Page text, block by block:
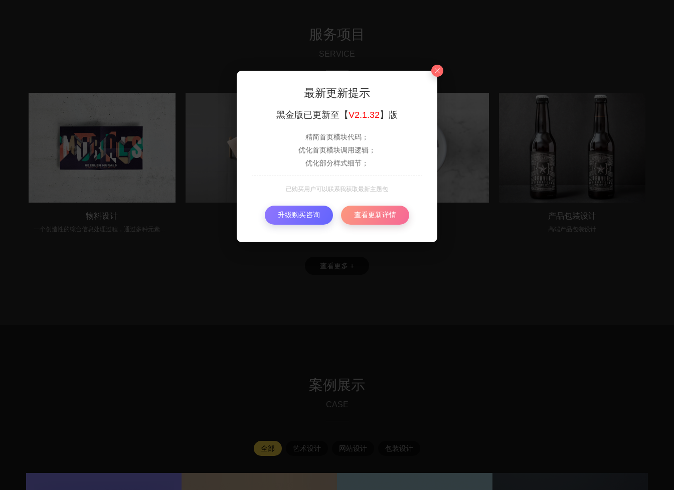
服务项目
SERVICE
物料设计
一个创造性的综合信息处理过程，通过多种元素如线条、符号、数字、色彩等方式的组合
家具设计 工业设计 产品包装设计
高端产品包装设计
查看更多 +
案例展示
CASE
全部 艺术设计 网站设计 包装设计
最新更新提示
黑金版已更新至【V2.1.32】版
精简首页模块代码；
优化首页模块调用逻辑；
优化部分样式细节；
已购买用户可以联系我获取最新主题包
升级购买咨询 查看更新详情